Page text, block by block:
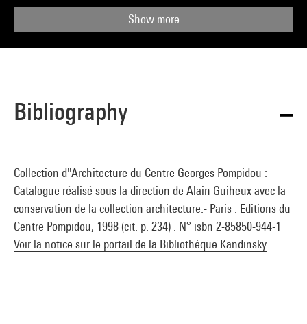
Show more
Bibliography
Collection d''Architecture du Centre Georges Pompidou :
Catalogue réalisé sous la direction de Alain Guiheux avec la
conservation de la collection architecture.- Paris : Editions du
Centre Pompidou, 1998 (cit. p. 234) . N° isbn 2-85850-944-1
Voir la notice sur le portail de la Bibliothèque Kandinsky